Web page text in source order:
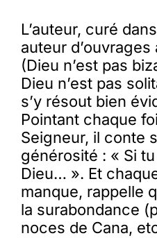
L’auteur, curé
auteur
(Dieu n’est pas
Dieu n’est pas
s’y résout bien
Pointant chaque
Seigneur, il conte
générosité : « Si
Dieu… ». Et
manque, rappelle
la surabondance
noces de Cana,